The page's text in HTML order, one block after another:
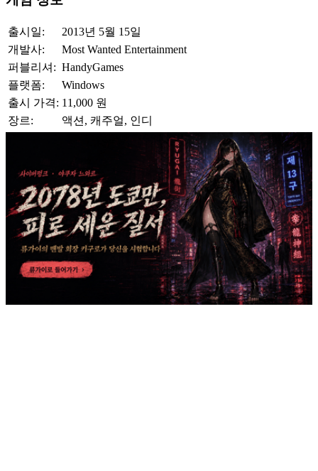
출시일:
2013년 5월 15일
개발사:
Most Wanted Entertainment
퍼블리셔: HandyGames
플랫폼:
Windows
출시 가격: 11,000 원
장르:
액션, 캐주얼, 인디